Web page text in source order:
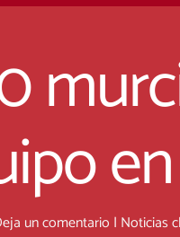
un comentario | Noticias